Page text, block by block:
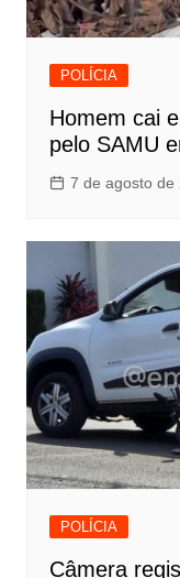
POLÍCIA
Homem cai
pelo SAMU
7 de agosto de
POLÍCIA
Câmera